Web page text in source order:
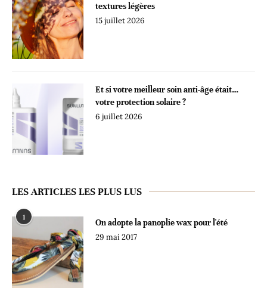
textures légères
15 juillet 2026
Et si votre meilleur soin anti-âge était…
votre protection solaire ?
6 juillet 2026
LES ARTICLES LES PLUS LUS
1
On adopte la panoplie wax pour l'été
29 mai 2017